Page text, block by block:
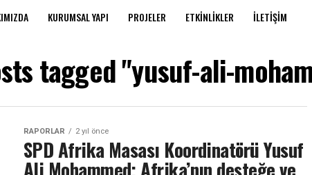
KURUMSAL YAPI PROJELER ETKINLIKLER İLETIŞIM
tagged "yusuf-ali-
RAPORLAR 2 yıl önce
SPD Afrika Masası Koordinatörü Yusuf
Ali Mohammed; Afrika’nın desteğe ve